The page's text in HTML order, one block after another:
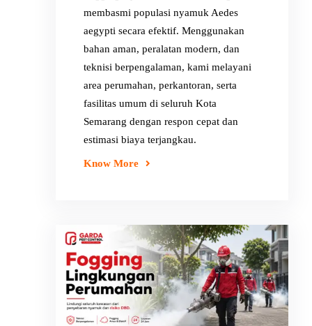
membasmi populasi nyamuk Aedes
aegypti secara efektif. Menggunakan
bahan aman, peralatan modern, dan
teknisi berpengalaman, kami melayani
area perumahan, perkantoran, serta
fasilitas umum di seluruh Kota
Semarang dengan respon cepat dan
estimasi biaya terjangkau.
Know More